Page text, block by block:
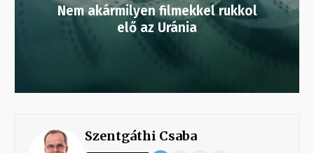
Nem akármilyen filmekkel rukkol
elő az Uránia
Szentgáthi Csaba